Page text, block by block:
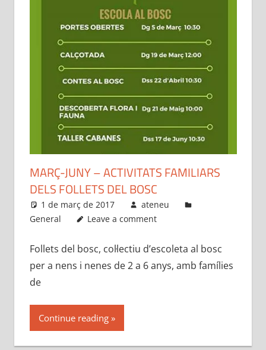
MARÇ-JUNY – ACTIVITATS FAMILIARS
DELS FOLLETS DEL BOSC
1 de març de 2017
ateneu
General
Leave a comment
Follets del bosc, col·lectiu d’escoleta al bosc
per a nens i nenes de 2 a 6 anys, amb famílies
de
Continue reading